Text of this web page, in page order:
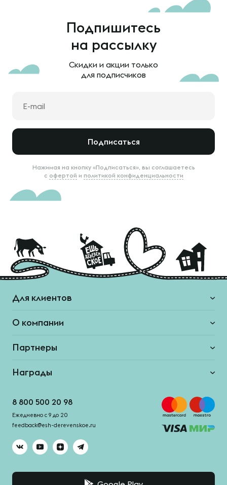
Подпишитесь
на рассылку
Скидки и акции только
для подписчиков
Подписаться
Нажимая на кнопку «Подписаться», вы соглашаетесь
с офертой и политикой конфиденциальности
Для клиентов
О компании
Партнеры
Награды
8 800 500 20 98
Ежедневно с 9 до 20
feedback@esh-derevenskoe.ru